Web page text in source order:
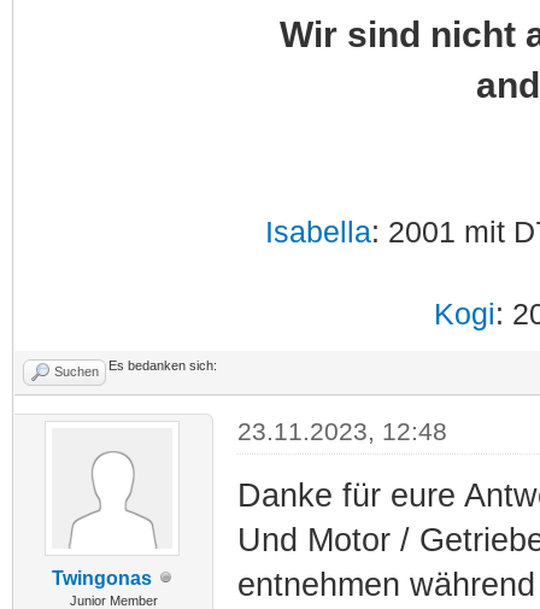
Wir sind nicht
Isabella: 2001 mit
Kogi:
Suchen Es bedanken sich:
Twingonas
Junior Member
23.11.2023, 12:48
Danke für eure
Und Motor /
entnehmen